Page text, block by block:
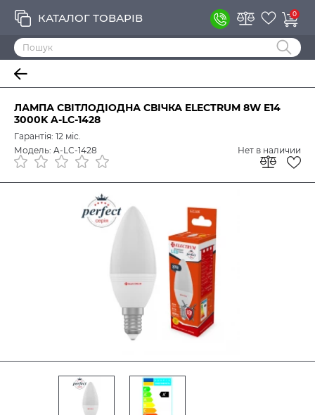
КАТАЛОГ ТОВАРІВ 0
ЛАМПА СВІТЛОДІОДНА СВІЧКА ELECTRUM 8W E14
3000K A-LC-1428
Гарантія: 12 міс.
Модель: A-LC-1428
Нет в наличии